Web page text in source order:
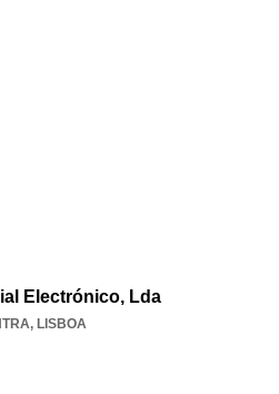
Electrónico, Lda
, LISBOA